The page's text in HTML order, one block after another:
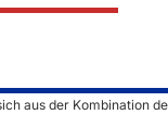
aus der Kombination